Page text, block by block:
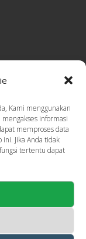
Kami menggunakan
informasi
memproses data
Jika Anda tidak
tertentu dapat